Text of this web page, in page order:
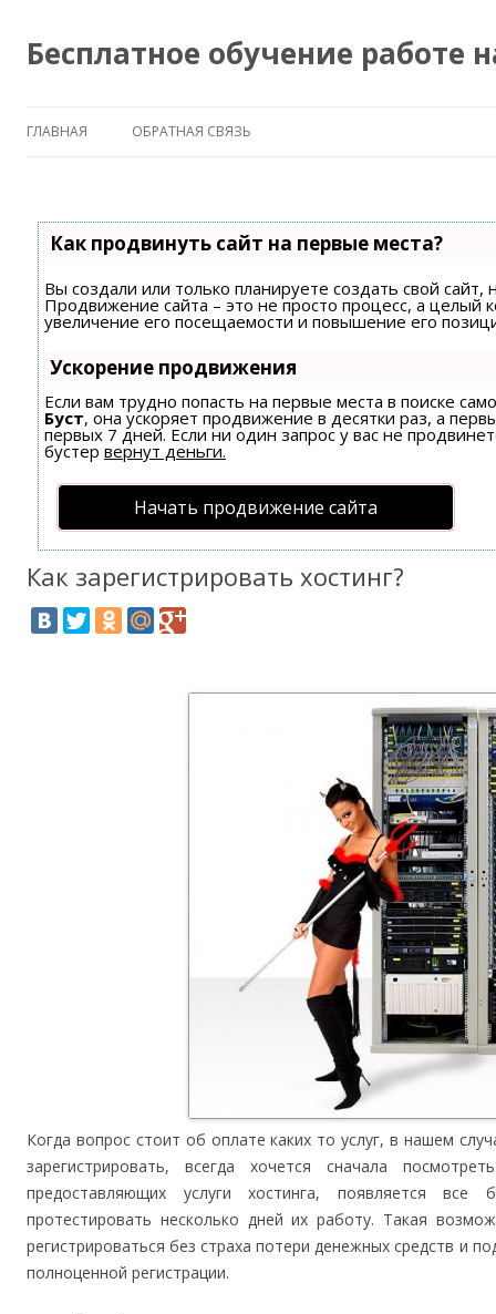
Бесплатное обучение работе
ГЛАВНАЯ ОБРАТНАЯ СВЯЗЬ
Как продвинуть сайт на первые места?
Вы создали или только планируете создать свой сайт,
Продвижение сайта – это не просто процесс, а целый
увеличение его посещаемости и повышение его
Ускорение продвижения
Если вам трудно попасть на первые места в поиске
Буст, она ускоряет продвижение в десятки раз, а
первых 7 дней. Если ни один запрос у вас не
бустер вернут деньги.
Начать продвижение сайта
Как зарегистрировать хостинг?
Когда вопрос стоит об оплате каких то услуг, в нашем
зарегистрировать, всегда хочется сначала
предоставляющих услуги хостинга, появляется
протестировать несколько дней их работу. Такая
регистрироваться без страха потери денежных средств и
полноценной регистрации.